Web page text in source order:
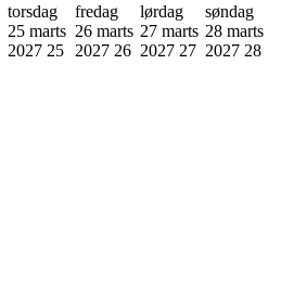
torsdag
25 marts
2027 25
fredag
26 marts
2027 26
lørdag
27 marts
2027 27
søndag
28 marts
2027 28